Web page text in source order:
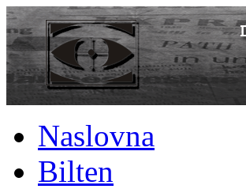
Naslovna
Bilten